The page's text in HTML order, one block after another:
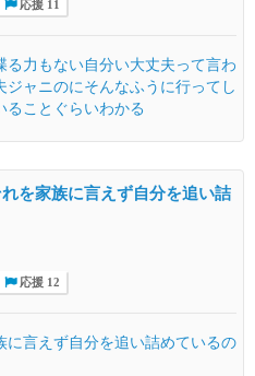
応援 11
力もない自分い大丈夫って言わ
ャニのにそんなふうに行ってし
ることぐらいわかる
を家族に言えず自分を追い詰
応援 12
言えず自分を追い詰めているの